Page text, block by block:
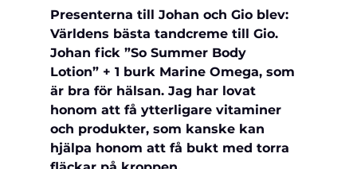
Presenterna till Johan och Gio blev:
Världens bästa tandcreme till Gio.
Johan fick ”So Summer Body
Lotion” + 1 burk Marine Omega, som
är bra för hälsan. Jag har lovat
honom att få ytterligare vitaminer
och produkter, som kanske kan
hjälpa honom att få bukt med torra